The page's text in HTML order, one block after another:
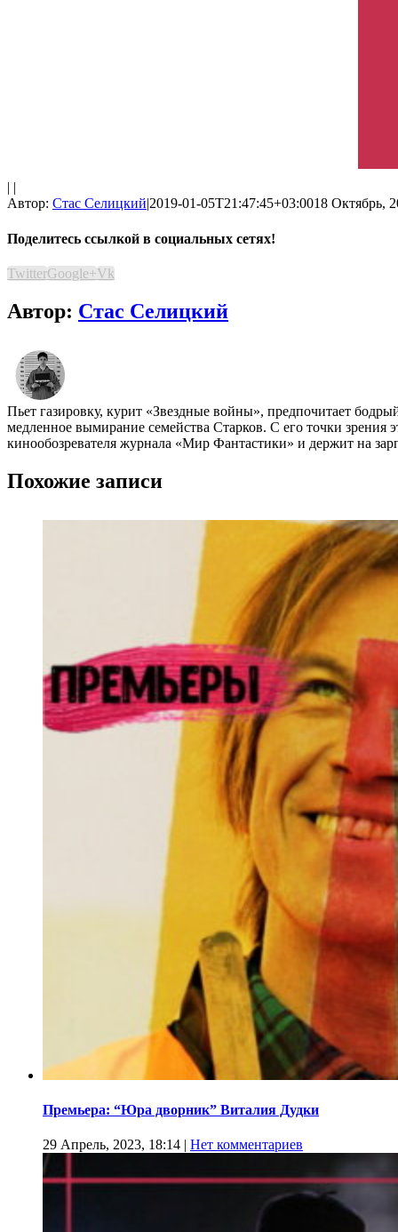
| |
Автор: Стас Селицкий|2019-01-05T21:47:45+03:0018 Октябрь,
Поделитесь ссылкой в социальных сетях!
TwitterGoogle+Vk
Автор: Стас Селицкий
Пьет газировку, курит «Звездные войны», предпочитает
медленное вымирание семейства Старков. С его точки зрения
кинообозревателя журнала «Мир Фантастики» и держит на
Похожие записи
Премьера: “Юра дворник” Виталия Дудки
29 Апрель, 2023, 18:14 | Нет комментариев